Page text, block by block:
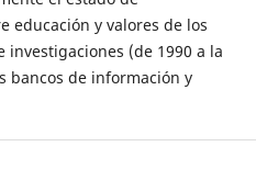
educación y valores de los
(de 1990 a la
bancos de información y